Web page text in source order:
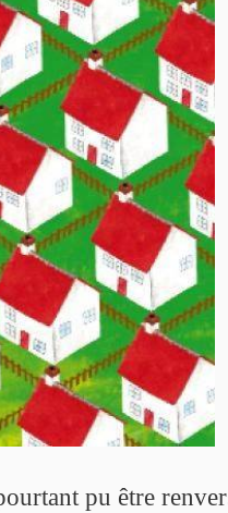
pu être